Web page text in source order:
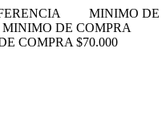
MINIMO DE
MINIMO DE COMPRA
COMPRA $70.000